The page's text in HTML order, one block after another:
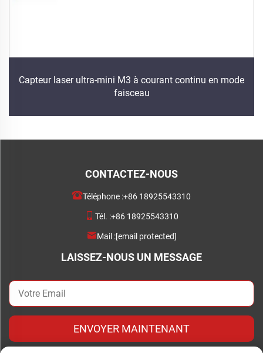
Capteur laser ultra-mini M3 à courant continu en mode
faisceau
CONTACTEZ-NOUS
Téléphone :+86 18925543310
Tél. :+86 18925543310
Mail :[email protected]
LAISSEZ-NOUS UN MESSAGE
ENVOYER MAINTENANT